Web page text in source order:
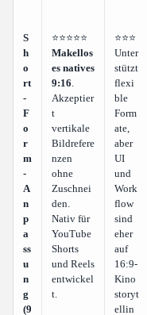
S
h
o
rt
-
F
o
r
m
-
A
n
p
a
ss
u
n
g
(9
⭐⭐⭐⭐⭐
Makellos
es natives
9:16.
Akzeptier
t
vertikale
Bildrefere
nzen
ohne
Zuschnei
den.
Nativ für
YouTube
Shorts
und Reels
entwickel
t.
⭐⭐⭐
Unter
stützt
flexi
ble
Form
ate,
aber
UI
und
Work
flow
sind
eher
auf
16:9-
Kino
storyt
ellin